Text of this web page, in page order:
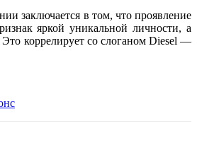
заключается в том, что проявление
яркой уникальной личности, а
Это коррелирует со слоганом Diesel —